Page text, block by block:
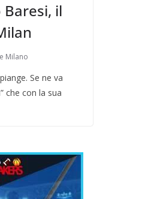
il
Milano
Se ne va
che con la sua